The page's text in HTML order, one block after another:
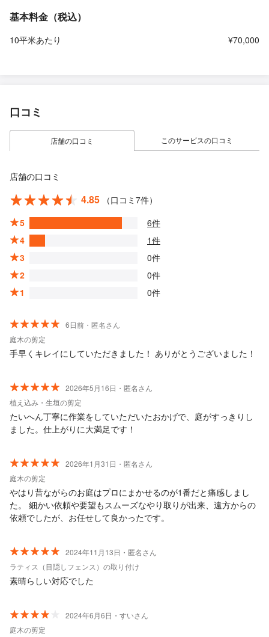
基本料金（税込）
10平米あたり ¥70,000
口コミ
店舗の口コミ このサービスの口コミ
店舗の口コミ
4.85
（口コミ7件）
5
6件
4
1件
3
0件
2
0件
1
0件
6日前・匿名さん
庭木の剪定
手早くキレイにしていただきました！ ありがとうございました！
2026年5月16日・匿名さん
植え込み・生垣の剪定
たいへん丁寧に作業をしていただいたおかげで、庭がすっきりし
ました。仕上がりに大満足です！
2026年1月31日・匿名さん
庭木の剪定
やはり昔ながらのお庭はプロにまかせるのが1番だと痛感しまし
た。 細かい依頼や要望もスムーズなやり取りが出来、遠方からの
依頼でしたが、お任せして良かったです。
2024年11月13日・匿名さん
ラティス（目隠しフェンス）の取り付け
素晴らしい対応でした
2024年6月6日・すいさん
庭木の剪定